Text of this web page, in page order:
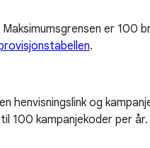
er
.
henvisningslink og
100 kampanjekoder per